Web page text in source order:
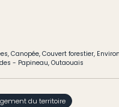
,Canopée,Couvert forestier,
- Papineau,Outaouais
du territoire